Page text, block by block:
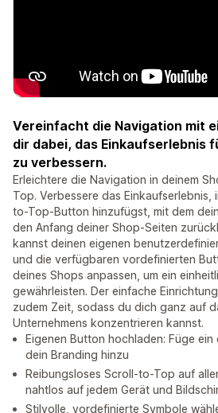
Vereinfacht die Navigation mit
dir dabei, das Einkaufserlebnis
zu verbessern.
Erleichtere die Navigation in deinem
Top. Verbessere das Einkaufserlebnis,
to-Top-Button hinzufügst, mit dem
den Anfang deiner Shop-Seiten
kannst deinen eigenen
und die verfügbaren vordefinierten
deines Shops anpassen, um ein
gewährleisten. Der einfache
zudem Zeit, sodass du dich ganz auf
Unternehmens konzentrieren kannst.
Eigenen Button hochladen: Füge
dein Branding hinzu
Reibungsloses Scroll-to-Top auf
nahtlos auf jedem Gerät und
Stilvolle, vordefinierte Symbole